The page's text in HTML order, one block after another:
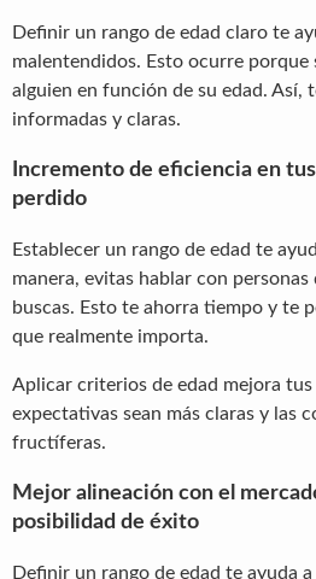
Definir un rango de edad claro te
malentendidos. Esto ocurre porque
alguien en función de su edad. Así,
informadas y claras.
Incremento de eficiencia en
perdido
Establecer un rango de edad te
manera, evitas hablar con
buscas. Esto te ahorra tiempo y te
que realmente importa.
Aplicar criterios de edad mejora tus
expectativas sean más claras y las
fructíferas.
Mejor alineación con el
posibilidad de éxito
Definir un rango de edad te ayuda